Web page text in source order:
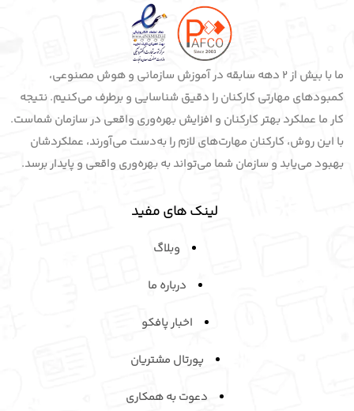
ما با بیش از 2 دهه سابقه در آموزش سازمانی و هوش مصنوعی،
کمبودهای مهارتی کارکنان را دقیق شناسایی و برطرف می‌کنیم. نتیجه
کار ما عملکرد بهتر کارکنان و افزایش بهره‌وری واقعی در سازمان شماست.
با این روش، کارکنان مهارت‌های لازم را به‌دست می‌آورند، عملکردشان
بهبود می‌یابد و سازمان شما می‌تواند به بهره‌وری واقعی و پایدار برسد.
لینک های مفید
وبلاگ
درباره ما
اخبار پافکو
پورتال مشتریان
دعوت به همکاری